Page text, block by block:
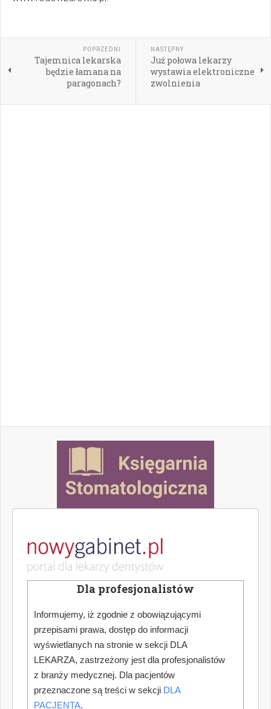
POPRZEDNI
Tajemnica lekarska
będzie łamana na
paragonach?
NASTĘPNY
Już połowa lekarzy
wystawia elektroniczne
zwolnienia
Dla profesjonalistów
Informujemy, iż zgodnie z obowiązującymi
przepisami prawa, dostęp do informacji
wyświetlanych na stronie w sekcji DLA
LEKARZA, zastrzeżony jest dla profesjonalistów
z branży medycznej. Dla pacjentów
przeznaczone są treści w sekcji DLA
PACJENTA.